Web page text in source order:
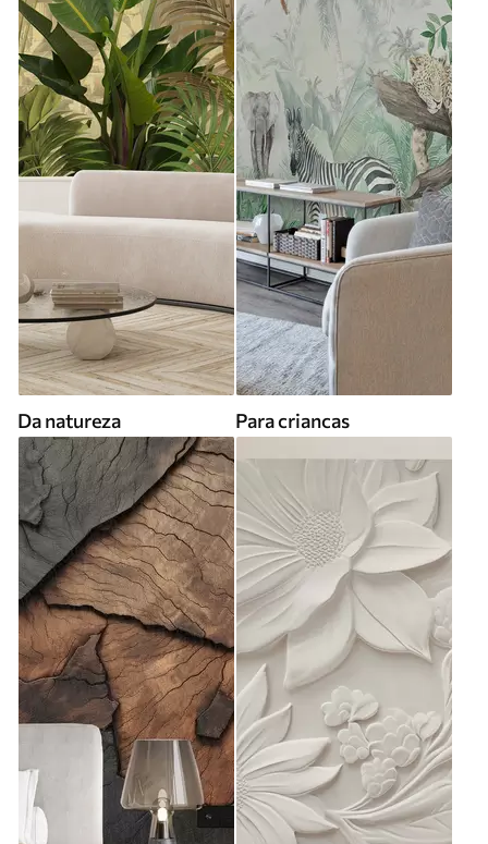
Da natureza Para criancas